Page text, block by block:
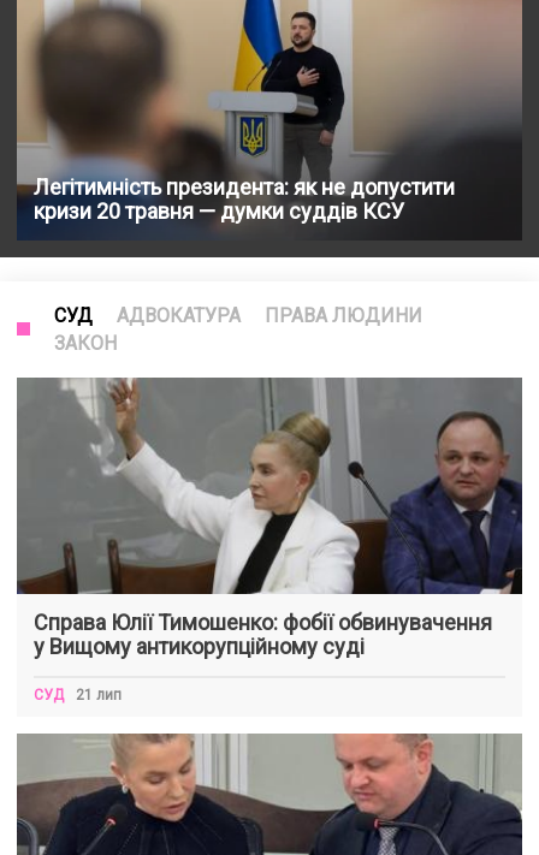
Легітимність президента: як не допустити
кризи 20 травня — думки суддів КСУ
СУД АДВОКАТУРА
ПРАВА ЛЮДИНИ
ЗАКОН
Справа Юлії Тимошенко: фобії обвинувачення
у Вищому антикорупційному суді
СУД 21 лип